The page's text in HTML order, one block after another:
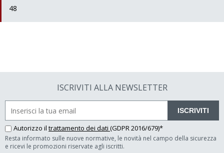
48
ISCRIVITI ALLA NEWSLETTER
ISCRIVITI
Autorizzo il trattamento dei dati (GDPR 2016/679)*
Resta informato sulle nuove normative, le novità nel campo della sicurezza
e ricevi le promozioni riservate agli iscritti.